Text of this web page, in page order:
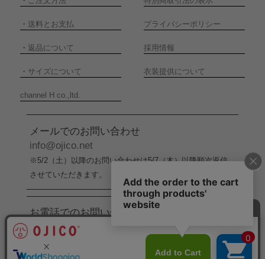
・ 送料とお支払 プライバシーポリシー
・ 返品について 採用情報
・ サイズについて 衣装提供について
channel H co.,ltd.
メールでのお問い合わせ
info@ojico.net
※5/2（土）以降のお問い合わせは5/7（木）以降順次返信
させていただきます。
お電話でのお問い合わせ
076-246-5050
※5/2（土）から5/6（水）までの間はお電話でのお問い合
わせ受付をお休みさせていただきます。